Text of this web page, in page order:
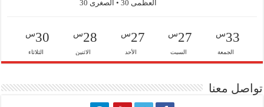
العظمى 30 • الصغرى 30
33س
الجمعة
27س
السبت
27س
الأحد
28س
الاثنين
30س
الثلاثاء
تواصل معنا